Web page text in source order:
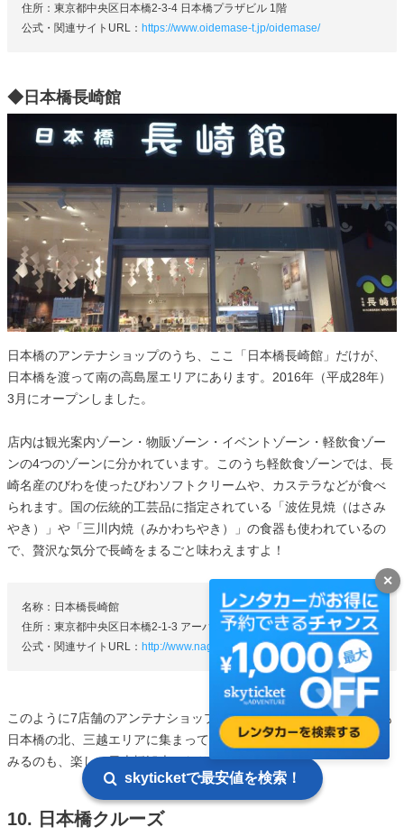
住所：東京都中央区日本橋2-3-4 日本橋プラザビル 1階
公式・関連サイトURL： https://www.oidemase-t.jp/oidemase/
◆日本橋長崎館
日本橋のアンテナショップのうち、ここ「日本橋長崎館」だけが、
日本橋を渡って南の高島屋エリアにあります。2016年（平成28年）
3月にオープンしました。
店内は観光案内ゾーン・物販ゾーン・イベントゾーン・軽飲食ゾー
ンの4つのゾーンに分かれています。このうち軽飲食ゾーンでは、長
崎名産のびわを使ったびわソフトクリームや、カステラなどが食べ
られます。国の伝統的工芸品に指定されている「波佐見焼（はさみ
やき）」や「三川内焼（みかわちやき）」の食器も使われているの
で、贅沢な気分で長崎をまるごと味わえますよ！
名称：日本橋長崎館
住所：東京都中央区日本橋2-1-3 アーバンネット日本橋二丁目ビル1階
公式・関連サイトURL： http://www.nagasakikan.jp/index.html
このように7店舗のアンテナショップはそれぞれに個性豊か！どれも
日本橋の北、三越エリアに集まっているので、全県制覇に挑戦して
みるのも、楽しい日本橋観光になりそうですね。
10. 日本橋クルーズ
skyticketで最安値を検索！
✕